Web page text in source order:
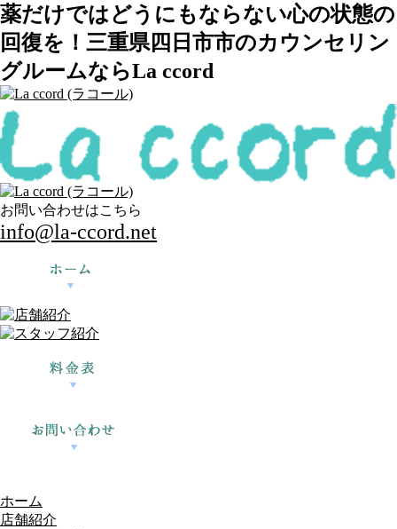
薬だけではどうにもならない心の状態の
回復を！三重県四日市市のカウンセリン
グルームならLa ccord
お問い合わせはこちら
info@la-ccord.net
ホーム
店舗紹介